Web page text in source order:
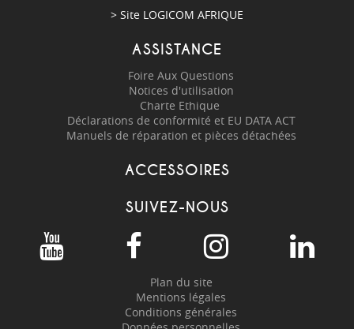
> Site LOGICOM AFRIQUE
ASSISTANCE
Foire Aux Questions
Notices d'utilisation
Charte Ethique
Déclarations de conformité et EU DATA ACT
Manuels de réparation et pièces détachées
ACCESSOIRES
SUIVEZ-NOUS
Plan du site
Mentions légales
Conditions générales